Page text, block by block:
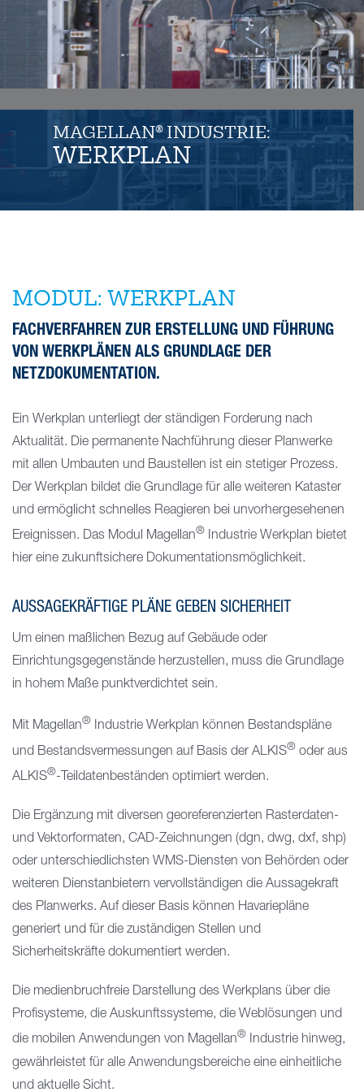
Kontakt
MAGELLAN® INDUSTRIE:
WERKPLAN
MODUL: WERKPLAN
FACHVERFAHREN ZUR ERSTELLUNG UND FÜHRUNG
VON WERKPLÄNEN ALS GRUNDLAGE DER
NETZDOKUMENTATION.
Ein Werkplan unterliegt der ständigen Forderung nach
Aktualität. Die permanente Nachführung dieser Planwerke
mit allen Umbauten und Baustellen ist ein stetiger Prozess.
Der Werkplan bildet die Grundlage für alle weiteren Kataster
und ermöglicht schnelles Reagieren bei unvorhergesehenen
Ereignissen. Das Modul Magellan® Industrie Werkplan bietet
hier eine zukunftsichere Dokumentationsmöglichkeit.
AUSSAGEKRÄFTIGE PLÄNE GEBEN SICHERHEIT
Um einen maßlichen Bezug auf Gebäude oder
Einrichtungsgegenstände herzustellen, muss die Grundlage
in hohem Maße punktverdichtet sein.
Mit Magellan® Industrie Werkplan können Bestandspläne
und Bestandsvermessungen auf Basis der ALKIS® oder aus
ALKIS®-Teildatenbeständen optimiert werden.
Die Ergänzung mit diversen georeferenzierten Rasterdaten-
und Vektorformaten, CAD-Zeichnungen (dgn, dwg, dxf, shp)
oder unterschiedlichsten WMS-Diensten von Behörden oder
weiteren Dienstanbietern vervollständigen die Aussagekraft
des Planwerks. Auf dieser Basis können Havariepläne
generiert und für die zuständigen Stellen und
Sicherheitskräfte dokumentiert werden.
Die medienbruchfreie Darstellung des Werkplans über die
Profisysteme, die Auskunftssysteme, die Weblösungen und
die mobilen Anwendungen von Magellan® Industrie hinweg,
gewährleistet für alle Anwendungsbereiche eine einheitliche
und aktuelle Sicht.